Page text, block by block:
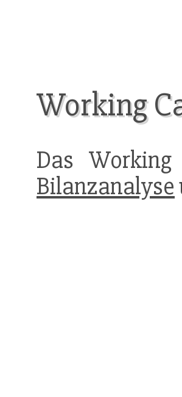
Working
Das Working
Bilanzanalyse